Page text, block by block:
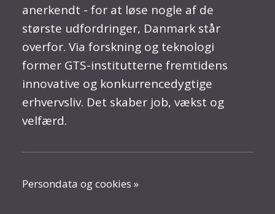
anerkendt - for at løse nogle af de
største udfordringer, Danmark står
overfor. Via forskning og teknologi
former GTS-institutterne fremtidens
innovative og konkurrencedygtige
erhvervsliv. Det skaber job, vækst og
velfærd.
Persondata og cookies »